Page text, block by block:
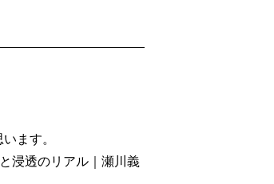
ます。
浸透のリアル｜瀬川義